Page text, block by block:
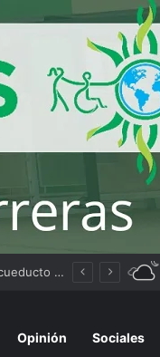
Opinión Sociales